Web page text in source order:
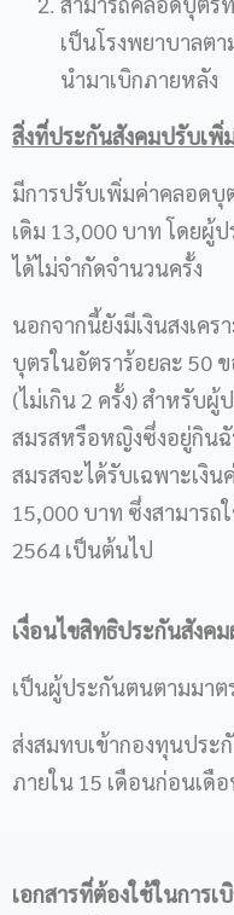
เป็นโรงพยาบาลต
นำมาเบิกภายหลัง
สิ่งที่ประกันสังคมปรับเพิ่
มีการปรับเพิ่มค่าคลอดบุ
เดิม 13,000 บาท โดยผู้
ได้ไม่จำกัดจำนวนครั้ง
นอกจากนี้ยังมีเงินสงเค
บุตรในอัตราร้อยละ 50 ข
(ไม่เกิน 2 ครั้ง) สำหรับ
สมรสหรือหญิงซึ่งอยู่กิน
สมรสจะได้รับเฉพาะเงิ
15,000 บาท ซึ่งสามารถ
2564 เป็นต้นไป
เงื่อนไขสิทธิประกันสังค
เป็นผู้ประกันตนตามมาต
ส่งสมทบเข้ากองทุนประ
ภายใน 15 เดือนก่อนเดื
เอกสารที่ต้องใช้ในการ